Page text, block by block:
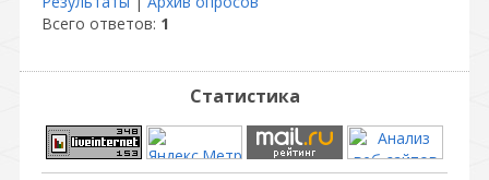
Всего ответов: 1
Статистика